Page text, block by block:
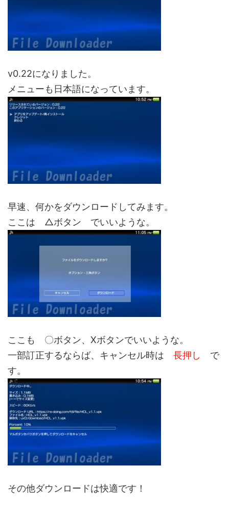
v0.22になりました。
メニューも日本語になっています。
早速、何かをダウンロードしてみます。
ここは △ボタン でいいような。
ここも 〇ボタン、Xボタンでいいような。
一部訂正するならば、キャンセル時は 長押し
で
す。
その他ダウンロードは快適です！